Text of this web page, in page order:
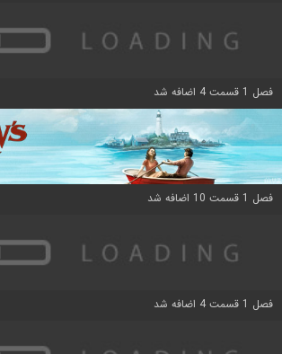
فصل 1 قسمت 4 اضافه شد
فصل 1 قسمت 10 اضافه شد
فصل 1 قسمت 4 اضافه شد